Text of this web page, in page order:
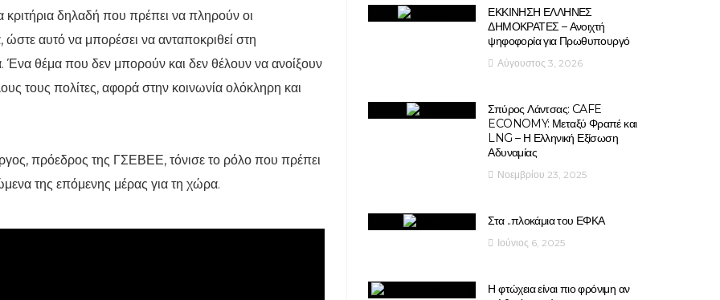
κριτήρια δηλαδή που πρέπει να πληρούν οι
αυτό να μπορέσει να ανταποκριθεί στη
Ένα θέμα που δεν μπορούν και δεν θέλουν να ανοίξουν
τους πολίτες, αφορά στην κοινωνία ολόκληρη και
πρόεδρος της ΓΣΕΒΕΕ, τόνισε το ρόλο που πρέπει
της επόμενης μέρας για τη χώρα.
ΕΚΚΙΝΗΣΗ ΕΛΛΗΝΕΣ
ΔΗΜΟΚΡΑΤΕΣ – Ανοιχτή
ψηφοφορία για Πρωθυπουργό
Αύγουστος 3, 2026
Σπύρος Λάντσας: CAFE
ECONOMY: Μεταξύ Φραπέ και
LNG – Η Ελληνική Εξίσωση
Αδυναμίας
Νοεμβρίου 23, 2025
Στα ..πλοκάμια του ΕΦΚΑ
Ιούνιος 6, 2025
Η φτώχεια είναι πιο φρόνιμη αν